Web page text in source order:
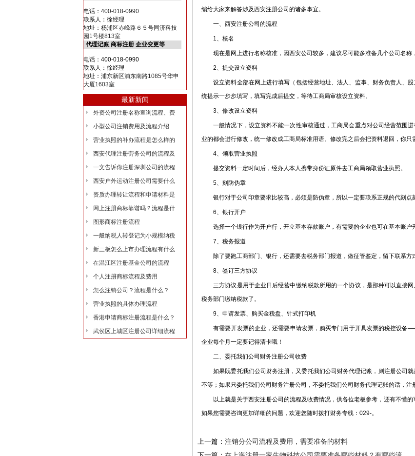
电话： 400-018-0990
联系人：徐经理
地址： 杨浦区赤峰路６５号同济科技
园1号楼813室
代理记账 商标注册 企业变更等
电话：400-018-0990
联系人：徐经理
地址： 浦东新区浦东南路1085号华申
大厦1603室
最新新闻
外资公司注册名称查询流程、费
小型公司注销费用及流程介绍
营业执照的补办流程是怎么样的
西安代理注册劳务公司的流程及
一文告诉你注册深圳公司的流程
西安户外运动注册公司需要什么
资质办理转让流程和申请材料是
网上注册商标靠谱吗？流程是什
图形商标注册流程
一般纳税人转登记为小规模纳税
新三板怎么上市办理流程有什么
在温江区注册基金公司的流程
个人注册商标流程及费用
怎么注销公司？流程是什么？
营业执照的具体办理流程
香港申请商标注册流程是什么？
武侯区上城区注册公司详细流程
编给大家来解答涉及西安注册公司的诸多事宜。
一、西安注册公司的流程
1、核名
现在是网上进行名称核准，因西安公司较多，建议尽可能多准备几个公司名称
2、提交设立资料
设立资料全部在网上进行填写（包括经营地址、法人、监事、财务负责人、股
统提示一步步填写，填写完成后提交，等待工商局审核设立资料。
3、修改设立资料
一般情况下，设立资料不能一次性审核通过，工商局会重点对公司经营范围进
业的都会进行修改，统一修改成工商局标准用语。修改完之后会把资料退回，你只
4、领取营业执照
提交资料一定时间后，经办人本人携带身份证原件去工商局领取营业执照。
5、刻防伪章
银行对于公司印章要求比较高，必须是防伪章，所以一定要联系正规的代刻点
6、银行开户
选择一个银行作为开户行，开立基本存款账户，有需要的企业也可在基本账户
7、税务报道
除了要跑工商部门、银行，还需要去税务部门报道，做征管鉴定，留下联系方
8、签订三方协议
三方协议是用于企业日后经营中缴纳税款所用的一个协议，是那种可以直接网
税务部门缴纳税款了。
9、申请发票、购买金税盘、针式打印机
有需要开发票的企业，还需要申请发票，购买专门用于开具发票的税控设备
企业每个月一定要记得清卡哦！
二、委托我们公司财务注册公司收费
如果既委托我们公司财务注册，又委托我们公司财务代理记账，则注册公司就
不等；如果只委托我们公司财务注册公司，不委托我们公司财务代理记账的话，注
以上就是关于西安注册公司的流程及收费情况，供各位老板参考，还有不懂的
如果您需要咨询更加详细的问题，欢迎您随时拨打财务专线：029-。
上一篇： 注销分公司流程及费用，需要准备的材料